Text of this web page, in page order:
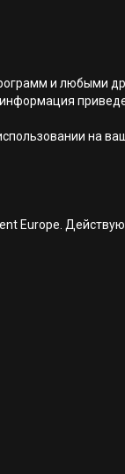
и любыми
на
Europe.